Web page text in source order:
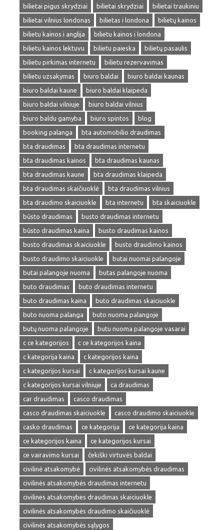
bilietai pigus skrydziai
bilietai skrydziai
bilietai traukiniu
bilietai vilnius londonas
bilietas i londona
bilietų kainos
bilietu kainos i anglija
bilietu kainos i londona
bilietu kainos lektuvu
bilietu paieska
bilietų pasaulis
bilietu pirkimas internetu
bilietu rezervavimas
bilietu uzsakymas
biuro baldai
biuro baldai kaunas
biuro baldai kaune
biuro baldai klaipeda
biuro baldai vilniuje
biuro baldai vilnius
biuro baldu gamyba
biuro spintos
blog
booking palanga
bta automobilio draudimas
bta draudimas
bta draudimas internetu
bta draudimas kainos
bta draudimas kaunas
bta draudimas kaune
bta draudimas klaipeda
bta draudimas skaičiuoklė
bta draudimas vilnius
bta draudimo skaiciuokle
bta internetu
bta skaiciuokle
būsto draudimas
busto draudimas internetu
būsto draudimas kaina
busto draudimas kainos
busto draudimas skaiciuokle
busto draudimo kainos
busto draudimo skaiciuokle
butai nuomai palangoje
butai palangoje nuoma
butas palangoje nuoma
buto draudimas
buto draudimas internetu
buto draudimas kaina
buto draudimas skaiciuokle
buto nuoma palanga
buto nuoma palangoje
butų nuoma palangoje
butu nuoma palangoje vasarai
c ce kategorijos
c ce kategorijos kaina
c kategorija kaina
c kategorijos kaina
c kategorijos kursai
c kategorijos kursai kaune
c kategorijos kursai vilniuje
ca draudimas
car draudimas
casco draudimas
casco draudimas skaiciuokle
casco draudimo skaiciuokle
casko draudimas
ce kategorija
ce kategorija kaina
ce kategorijos kaina
ce kategorijos kursai
ce vairavimo kursai
čekiški virtuvės baldai
civilinė atsakomybė
civilinės atsakomybės draudimas
civilinės atsakomybės draudimas internetu
civilines atsakomybes draudimas skaiciuokle
civilinės atsakomybės draudimo skaičiuoklė
civilinės atsakomybės sąlygos